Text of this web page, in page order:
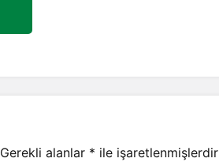
Gerekli alanlar * ile işaretlenmişlerdir